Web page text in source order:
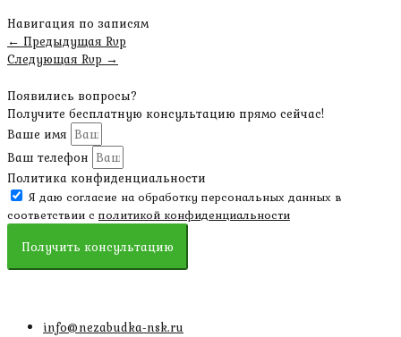
Навигация по записям
← Предыдущая Rvp
Следующая Rvp →
Появились вопросы?
Получите бесплатную консультацию прямо сейчас!
Ваше имя
Ваш телефон
Политика конфиденциальности
Я даю согласие на обработку персональных данных в
соответствии с политикой конфиденциальности
Получить консультацию
info@nezabudka-nsk.ru